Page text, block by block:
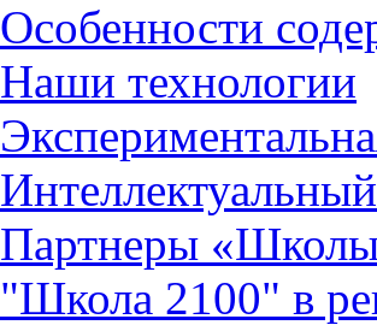
Особенности
Наши технологии
Партнеры
"Школа 2100" в